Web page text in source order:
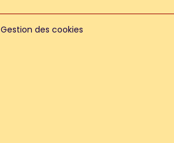
Gestion des cookies